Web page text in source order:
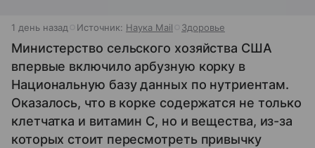
1 день назад Источник: Наука Mail Здоровье
Министерство сельского хозяйства США
впервые включило арбузную корку в
Национальную базу данных по нутриентам.
Оказалось, что в корке содержатся не только
клетчатка и витамин С, но и вещества, из-за
которых стоит пересмотреть привычку